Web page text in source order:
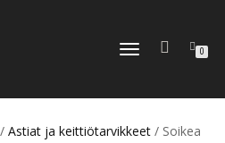
TOGGLE
0
/ Astiat ja keittiötarvikkeet / Soikea